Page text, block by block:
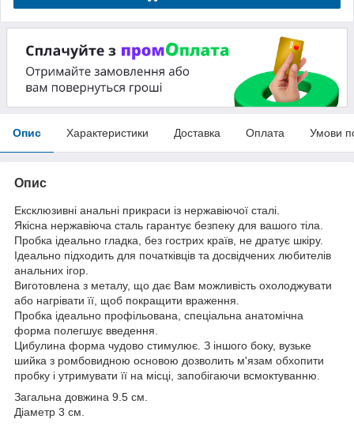
Опис Характеристики Доставка Оплата Умови
Опис
Ексклюзивні анальні прикраси із нержавіючої сталі.
Якісна нержавіюча сталь гарантує безпеку для вашого тіла.
Пробка ідеально гладка, без гострих країв, не дратує шкіру.
Ідеально підходить для початківців та досвідчених любителів
анальних ігор.
Виготовлена з металу, що дає Вам можливість охолоджувати
або нагрівати її, щоб покращити враження.
Пробка ідеально профільована, спеціальна анатомічна
форма полегшує введення.
Цибулина форма чудово стимулює. З іншого боку, вузьке
шийка з ромбовидною основою дозволить м'язам обхопити
пробку і утримувати її на місці, запобігаючи всмоктуванню.
Загальна довжина 9.5 см.
Діаметр 3 см.